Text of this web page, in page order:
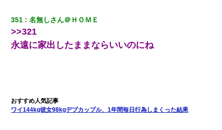
っ」私『使った貯金はあげるから』→すると…
夫の友達がBBQを定期的に開催して夫婦で参加してたんだけど、
351 名無しさん＠ＨＯＭＥ
>>321
永遠に家出したままならいいのにね
ワイ144kg彼女98kgデブカップル、1年間毎日行為しまくった結果